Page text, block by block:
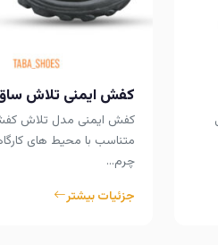
کفش ایمنی تلاش
کفش ایمنی مدل تلاش
متناسب با محیط های
چرم…
جزئیات بیشتر